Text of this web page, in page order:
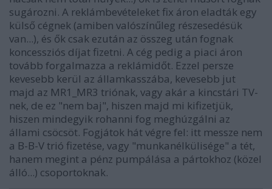
sugározni. A reklámbevételeket fix áron eladták egy
külső cégnek (amiben valószínűleg részesedésük
van...), és ők csak ezután az összeg után fognak
koncessziós díjat fizetni. A cég pedig a piaci áron
tovább forgalmazza a reklámidőt. Ezzel persze
kevesebb kerül az államkasszába, kevesebb jut
majd az MR1_MR3 triónak, vagy akár a kincstári TV-
nek, de ez "nem baj", hiszen majd mi kifizetjük,
hiszen mindegyik rohanni fog meghúzgálni az
állami csöcsöt. Fogjátok hát végre fel: itt messze nem
a B-B-V trió fizetése, vagy "munkanélkülisége" a tét,
hanem megint a pénz pumpálása a pártokhoz (közel
álló...) csoportoknak.